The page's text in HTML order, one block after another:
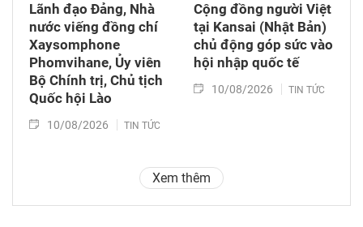
Lãnh đạo Đảng, Nhà
nước viếng đồng chí
Xaysomphone
Phomvihane, Ủy viên
Bộ Chính trị, Chủ tịch
Quốc hội Lào
10/08/2026 TIN TỨC
Cộng đồng người Việt
tại Kansai (Nhật Bản)
chủ động góp sức vào
hội nhập quốc tế
10/08/2026 TIN TỨC
Xem thêm